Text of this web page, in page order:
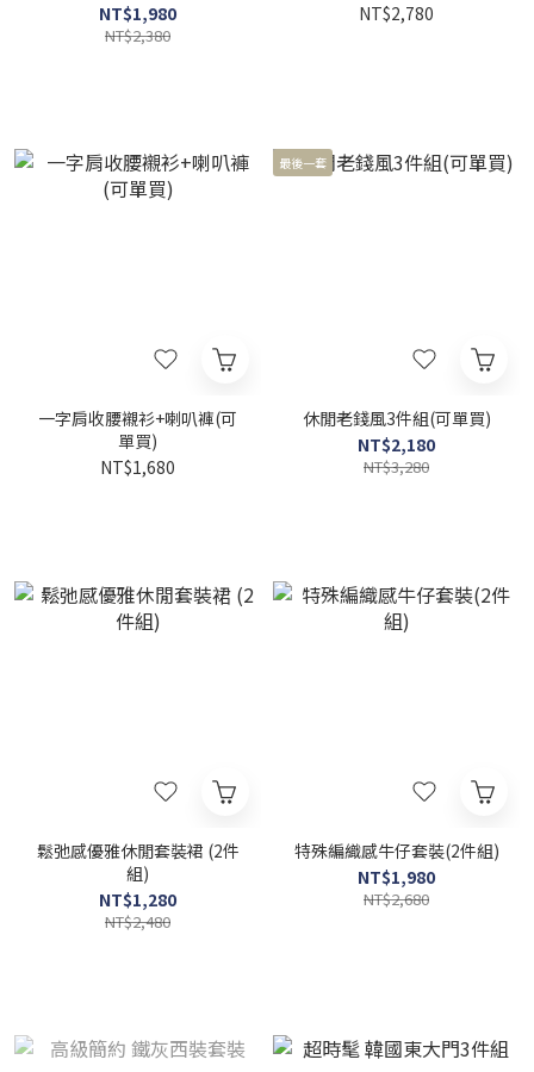
NT$1,980
NT$2,380
NT$2,780
一字肩收腰襯衫+喇叭褲(可
單買)
NT$1,680
最後一套
休閒老錢風3件組(可單買)
NT$2,180
NT$3,280
鬆弛感優雅休閒套裝裙 (2件
組)
NT$1,280
NT$2,480
特殊編織感牛仔套裝(2件組)
NT$1,980
NT$2,680